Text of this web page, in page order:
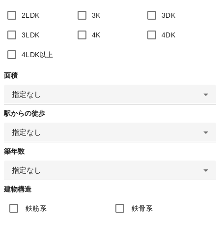
2LDK 3K 3DK
3LDK 4K 4DK
4LDK以上
面積
指定なし
駅からの徒歩
指定なし
築年数
指定なし
建物構造
鉄筋系 鉄骨系